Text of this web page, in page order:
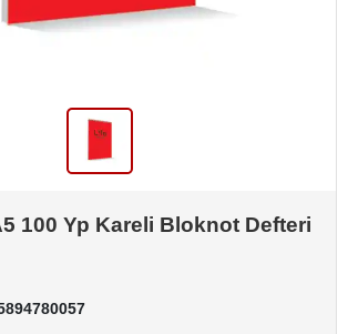
100 Yp Kareli Bloknot Defteri